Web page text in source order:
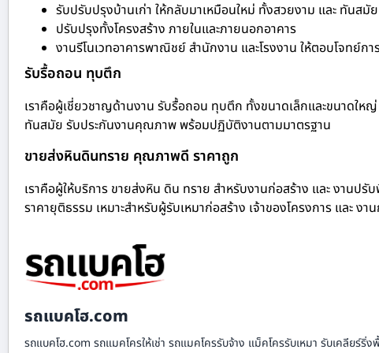
รับปรับปรุงบ้านเก่า ให้กลับมาเหมือนใหม่ ทั้งสวยงาม และ ทันสมัย
ปรับปรุงทั้งโครงสร้าง ภายในและภายนอกอาคาร
งานรีโนเวทอาคารพาณิชย์ สำนักงาน และโรงงาน ให้ตอบโจทย์กา
รับรื้อถอน ทุบตึก
เราคือผู้เชี่ยวชาญด้านงาน รับรื้อถอน ทุบตึก ทั้งขนาดเล็กและขนาดใ
ทันสมัย รับประกันงานคุณภาพ พร้อมปฏิบัติงานตามมาตรฐาน
ขายส่งหินดินทราย คุณภาพดี ราคาถูก
เราคือผู้ให้บริการ ขายส่งหิน ดิน ทราย สำหรับงานก่อสร้าง และ งาน
ราคายุติธรรม เหมาะสำหรับผู้รับเหมาก่อสร้าง เจ้าของโครงการ และ งา
รถแบคโฮ.com
รถแบคโฮ.com รถแมคโครให้เช่า รถแมคโครรับจ้าง แม็คโครรับเหมา รับเคลียร์